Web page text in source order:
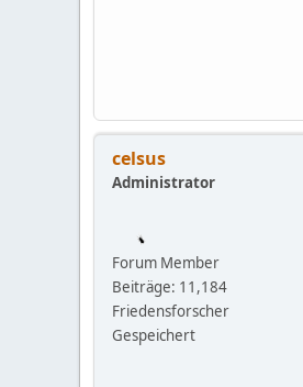
celsus
Administrator
Forum Member
Beiträge: 11,184
Friedensforscher
Gespeichert